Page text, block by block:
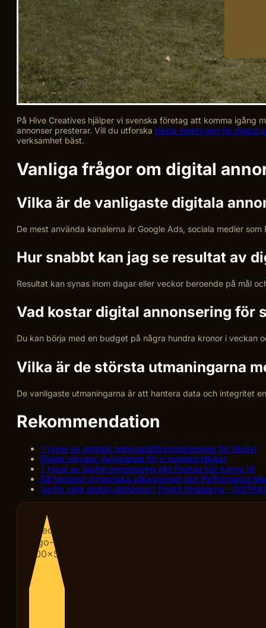
På Hive Creatives hjälper vi svenska företag att komma igång
annonser presterar. Vill du utforska bästa verktygen för digital
verksamhet bäst.
Vanliga frågor om digital
Vilka är de vanligaste digitala
De mest använda kanalerna är Google Ads, sociala medier
Hur snabbt kan jag se resultat av
Resultat kan synas inom dagar eller veckor beroende på mål
Vad kostar digital annonsering för
Du kan börja med en budget på några hundra kronor i veckan
Vilka är de största utmaningarna
De vanligaste utmaningarna är att hantera data och integritet
Rekommendation
7 typer av digitala marknadsföringsstrategier för tillväxt
Digital närvaro: Avgörande för e-handels tillväxt
7 typer av digital annonsering alla företag bör känna till
Så fungerar dynamiska sökannonser och Performance
Varför välja digital utbildning? Förstå fördelarna –